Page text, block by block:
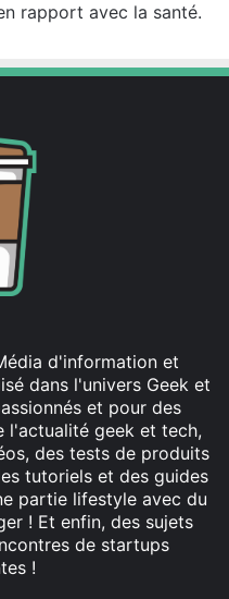
rapport avec la santé.
d'information et
dans l'univers Geek et
et pour des
l'actualité geek et tech,
des tests de produits
tutoriels et des guides
partie lifestyle avec du
! Et enfin, des sujets
de startups
!